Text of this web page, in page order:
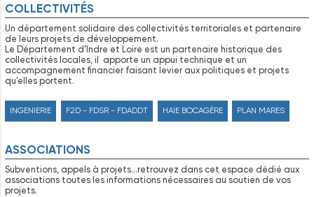
COLLECTIVITÉS
Un département solidaire des collectivités territoriales et partenaire
de leurs projets de développement.
Le Département d’Indre et Loire est un partenaire historique des
collectivités locales, il apporte un appui technique et un
accompagnement financier faisant levier aux politiques et projets
qu’elles portent.
INGENIERIE F2D - FDSR - FDADDT HAIE BOCAGÈRE PLAN MARES
ASSOCIATIONS
Subventions, appels à projets…retrouvez dans cet espace dédié aux
associations toutes les informations nécessaires au soutien de vos
projets.